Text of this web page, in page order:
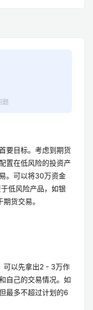
题
要目标。考虑到期货
置在低风险的投资产
。可以将30万资金
低风险产品，如银
货交易。
可以先拿出2 - 3万作
自己的交易情况。如
最多不超过计划的6